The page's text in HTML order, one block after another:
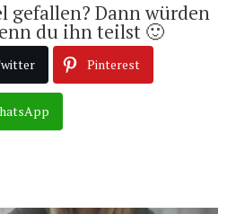
gefallen? Dann würden
du ihn teilst 🙂
Pinterest